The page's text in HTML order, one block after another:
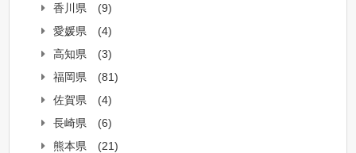
香川県
(9)
愛媛県
(4)
高知県
(3)
福岡県
(81)
佐賀県
(4)
長崎県
(6)
熊本県
(21)